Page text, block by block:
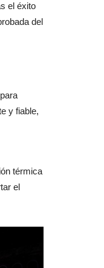
el éxito
del
y fiable,
térmica
el